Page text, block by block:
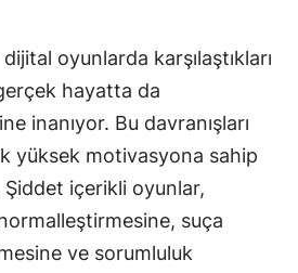
oyunlarda karşılaştıkları
hayatta da
inanıyor. Bu davranışları
yüksek motivasyona sahip
Şiddet içerikli oyunlar,
suça
ve sorumluluk